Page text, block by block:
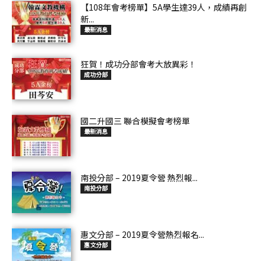
【108年會考榜單】5A學生達39人，成績再創
新...
最新消息
狂賀！成功分部會考大放異彩！
成功分部
國二升國三 聯合模擬會考榜單
最新消息
南投分部 – 2019夏令營 熱烈報...
南投分部
惠文分部 – 2019夏令營熱烈報名...
惠文分部